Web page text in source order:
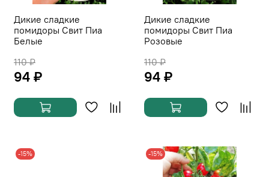
Дикие сладкие
помидоры Свит Пиа
Белые
110 ₽
94 ₽
Дикие сладкие
помидоры Свит Пиа
Розовые
110 ₽
94 ₽
-15% -15%